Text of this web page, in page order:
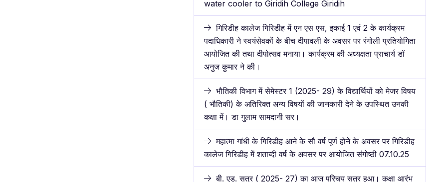
water cooler to Giridih College Giridih
गिरिडीह कालेज गिरिडीह में एन एस एस, इकाई 1 एवं 2 के कार्यक्रम
पदाधिकारी ने स्वयंसेवकों के बीच दीपावली के अवसर पर रंगोली प्रतियोगिता
आयोजित की तथा दीपोत्सव मनाया। कार्यक्रम की अध्यक्षता प्राचार्य डॉ
अनुज कुमार ने की।
भौतिकी विभाग में सेमेस्टर 1 (2025- 29) के विद्यार्थियों को मेजर विषय
( भौतिकी) के अतिरिक्त अन्य विषयों की जानकारी देने के उपस्थित उनकी
कक्षा में। डा गुलाम सामदानी सर।
महात्मा गांधी के गिरिडीह आने के सौ वर्ष पूर्ण होने के अवसर पर गिरिडीह
कालेज गिरिडीह में शताब्दी वर्ष के अवसर पर आयोजित संगोष्ठी 07.10.25
बी. एड. सत्र ( 2025- 27) का आज परिचय सत्र हुआ। कक्षा आरंभ